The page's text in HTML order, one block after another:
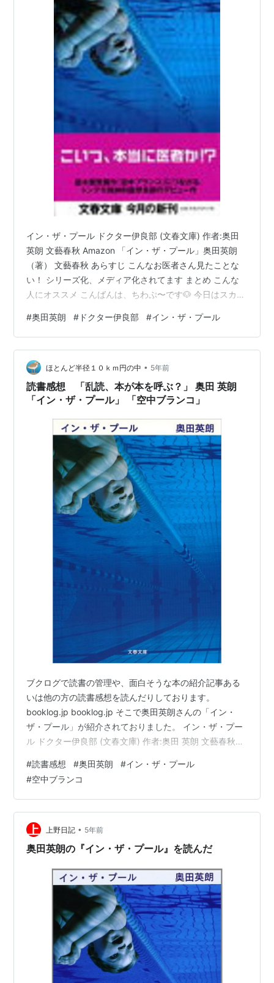
イン・ザ・プール ドクター伊良部 (文春文庫) 作者:奥田
英朗 文藝春秋 Amazon 「イン・ザ・プール」奥田英朗
（著） 文藝春秋 あらすじ こんなお医者さん見たことな
い！ シリーズ化、メディア化されてます まとめ こんな
人にオススメ こんばんは、ちわぷ〜です🐶 今日はスカッ
紹介いたします✨ 「イン・ザ・プール」奥田英朗（著）
文藝春秋 あらすじ 水泳中毒や携帯中毒など、一風変わっ
た問題を抱えた患者達が伊良部一郎の精神科へやってく
る。 治療らしい治療はせず、水泳中毒の患者と一緒に水
泳を始めたり、ぶっとんだ言動で患者達を振り回してい
く伊良部。…
#奥田英朗 # ドクター伊良部 #イン・ザ・プール
ほとんど半径１０ｋｍ円の中 • 5年前
読書感想 「乱読、本が本を呼ぶ？」 奥田 英朗
「イン・ザ・プール」 「空中ブランコ」
ブクログで読書の管理や、面白そうな本の紹介記事ある
いは他の方の読書感想を読んだりしております。
booklog.jp booklog.jp そこで奥田英朗さんの「イン・
ザ・プール」が紹介されておりました。 イン・ザ・プー
ル ドクター伊良部 (文春文庫) 作者:奥田 英朗 文藝春秋
いるの！？ 伊良部総合病院の精神科医、伊良部一郎にそ
れぞれの悩みを抱えた患者が訪れることで物語が始ま
る、短編集。 奇想天外、捧腹絶倒、支離滅裂。とにかく
バカバカしいですが、患者は自分の病を治したい一心で
総合病院のバカ息子と思われるドクター伊良部に藁をも
すがる思い…
#読書感想 #奥田英朗 #イン・ザ・プール
#空中ブランコ
上野日記 • 5年前
奥田英朗の『イン・ザ・プール』を読んだ